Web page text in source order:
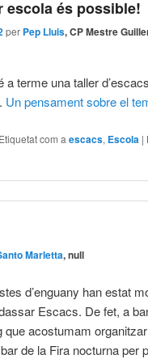
escola és possible!
per Pep Lluis, CP Mestre
a terme una taller
Un pensament sobre el
Etiquetat com a escacs, Escola |
Marletta, null
d’enguany han estat
Escacs. De fet, a
que acostumam
de la Fira nocturna per